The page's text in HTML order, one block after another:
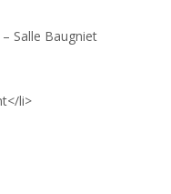
Salle Baugniet
li>